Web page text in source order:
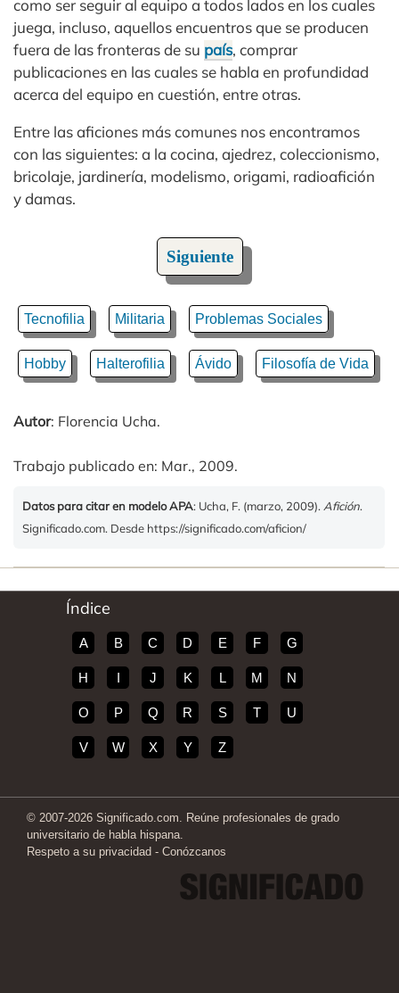
como ser seguir al equipo a todos lados en los cuales
juega, incluso, aquellos encuentros que se producen
fuera de las fronteras de su país, comprar
publicaciones en las cuales se habla en profundidad
acerca del equipo en cuestión, entre otras.
Entre las aficiones más comunes nos encontramos
con las siguientes: a la cocina, ajedrez, coleccionismo,
bricolaje, jardinería, modelismo, origami, radioafición
y damas.
Siguiente
Tecnofilia Militaria Problemas Sociales
Hobby Halterofilia Ávido Filosofía de Vida
Autor: Florencia Ucha.
Trabajo publicado en: Mar., 2009.
Datos para citar en modelo APA: Ucha, F. (marzo, 2009). Afición.
Significado.com. Desde https://significado.com/aficion/
Índice
A B C D E F G
H I J K L M N
O P Q R S T U
V W X Y Z
© 2007-2026 Significado.com. Reúne profesionales de grado
universitario de habla hispana.
Respeto a su privacidad - Conózcanos